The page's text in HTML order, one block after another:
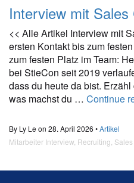
Interview mit
<< Alle Artikel Interview mit
ersten Kontakt bis zum
zum festen Platz im Team:
bei StieCon seit 2019
dass du heute da bist.
was machst du … Continue
By Ly Le on 28. April 2026 •Artikel
Mitarbeiter Interview Recruiting